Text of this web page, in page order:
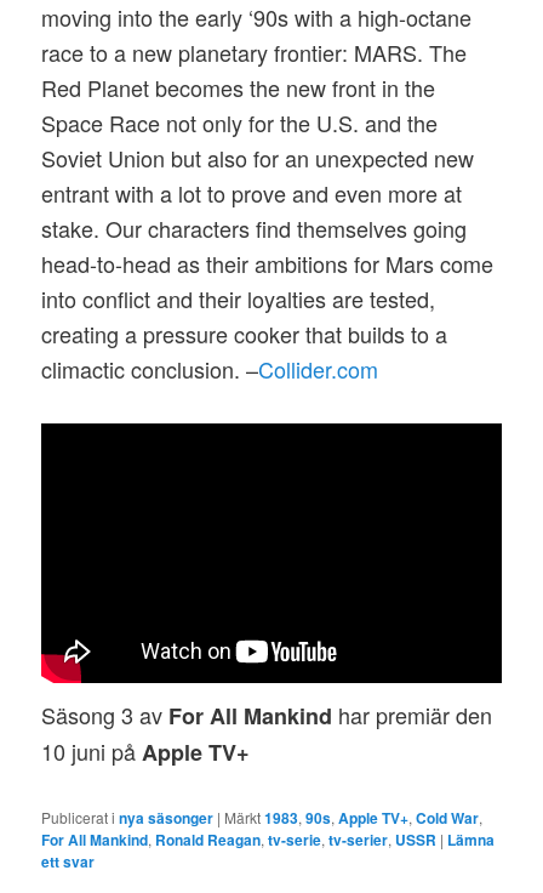
moving into the early ‘90s with a high-octane
race to a new planetary frontier: MARS. The
Red Planet becomes the new front in the
Space Race not only for the U.S. and the
Soviet Union but also for an unexpected new
entrant with a lot to prove and even more at
stake. Our characters find themselves going
head-to-head as their ambitions for Mars come
into conflict and their loyalties are tested,
creating a pressure cooker that builds to a
climactic conclusion. –Collider.com
Säsong 3 av For All Mankind har premiär den
10 juni påApple TV+
Publicerat i nya säsonger | Märkt1983,90s,Apple TV+,Cold War,
For All Mankind, Ronald Reagan,tv-serie,tv-serier, USSR | Lämna
ett svar